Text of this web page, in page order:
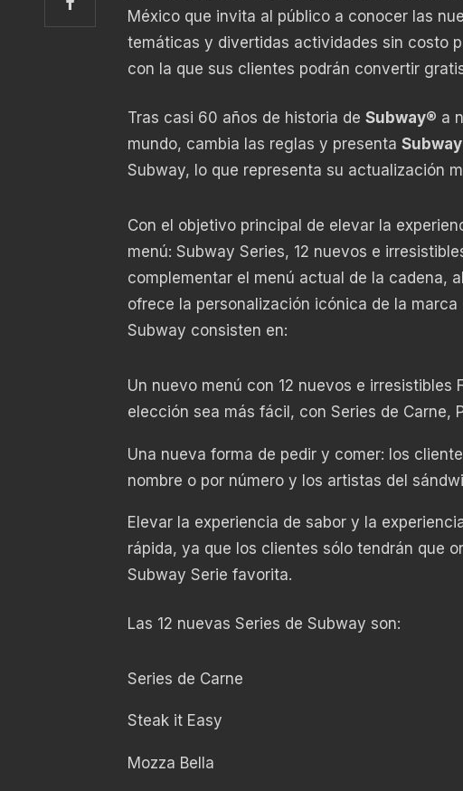
México que invita al público a conocer las
temáticas y divertidas actividades sin costo
con la que sus clientes podrán convertir
Tras casi 60 años de historia de Subway® a
mundo, cambia las reglas y presenta
Subway, lo que representa su actualización
Con el objetivo principal de elevar la
menú: Subway Series, 12 nuevos e
complementar el menú actual de la cadena,
ofrece la personalización icónica de la
Subway consisten en:
Un nuevo menú con 12 nuevos e
elección sea más fácil, con Series de Carne,
Una nueva forma de pedir y comer: los
nombre o por número y los artistas del
Elevar la experiencia de sabor y la
rápida, ya que los clientes sólo tendrán que
Subway Serie favorita.
Las 12 nuevas Series de Subway son:
Series de Carne
Steak it Easy
Mozza Bella